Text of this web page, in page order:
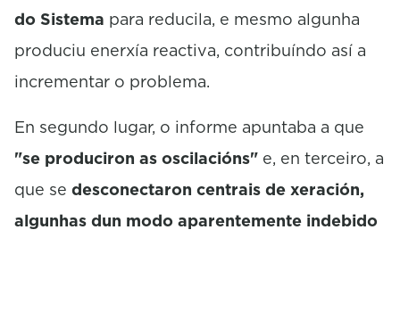
do Sistema para reducila, e mesmo algunha
produciu enerxía reactiva, contribuíndo así a
incrementar o problema.
En segundo lugar, o informe apuntaba a que
"se produciron as oscilacións" e, en terceiro, a
que se desconectaron centrais de xeración,
algunhas dun modo aparentemente indebido